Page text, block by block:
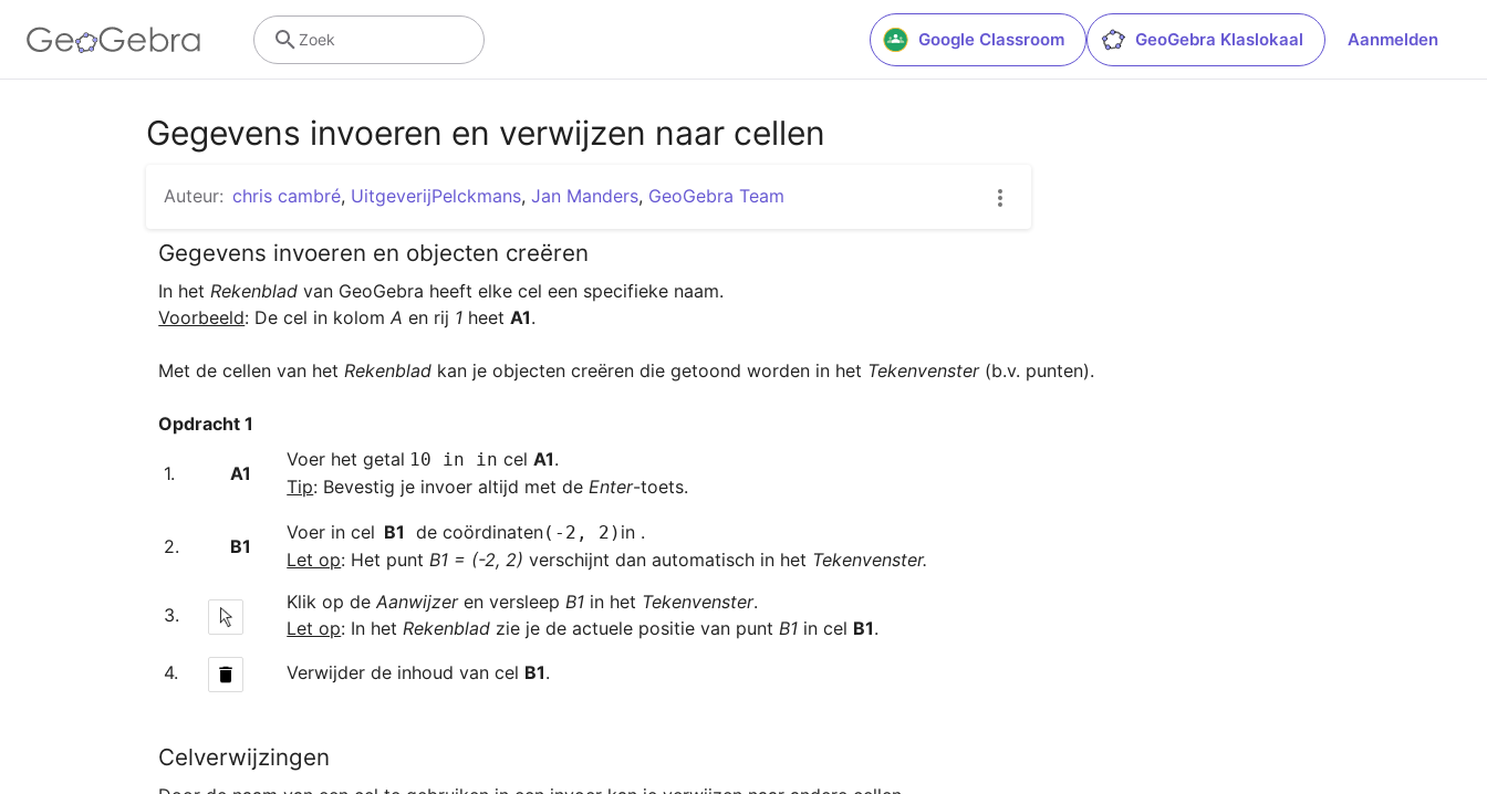
Google Classroom GeoGebra Klaslokaal Aanmelden
Zoek
Gegevens invoeren en verwijzen naar cellen
Auteur: chris cambré, UitgeverijPelckmans, Jan Manders, GeoGebra Team
Gegevens invoeren en objecten creëren
In het Rekenblad van
Voorbeeld: De cel in kolom A en rij 1 heet A1.
Met de cellen van het Rekenblad kan je objecten creëren die getoond worden in het Tekenvenster (b.v. punten).
Opdracht 1
1.﻿ A1
Voer het getal 10 in in cel A1
Tip: Bevestig je invoer altijd met de Enter-toets.
﻿2. B1﻿
﻿Voer in cel B1 de coördinaten(-2, 2)
Let op: Het punt B1 = (-2, 2) verschijnt dan automatisch in het Tekenvenster.
Klik op de Aanwijzer en versleep B1 in het Tekenvenster
Let op: In het Rekenblad zie je de actuele positie van punt B1 in cel B1
Verwijder de inhoud van cel B1.
Celverwijzingen